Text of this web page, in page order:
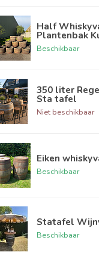
Half
Plantenbak
Beschikbaar
350 liter
Sta tafel
Niet beschikbaar
Eiken
Beschikbaar
Statafel
Beschikbaar